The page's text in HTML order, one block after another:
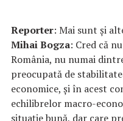
Reporter: Mai sunt și
Mihai Bogza: Cred că
România, nu numai
preocupată de
economice, și în acest
echilibrelor macro-
situație bună, dar care